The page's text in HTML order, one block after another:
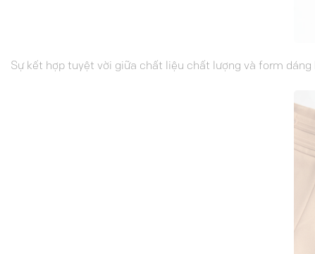
Sự kết hợp tuyệt vời giữa chất liệu chất lượng và form